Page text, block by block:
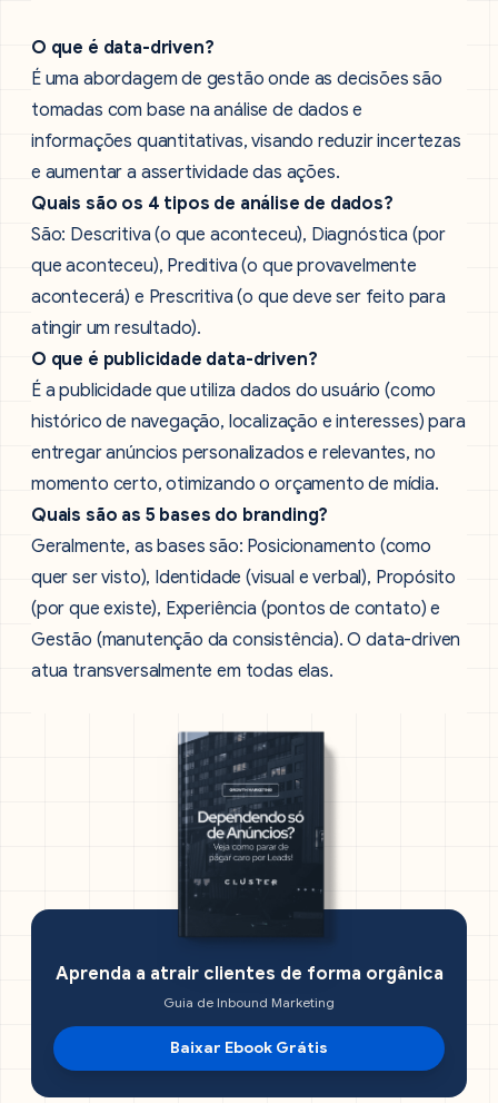
O que é data-driven?
É uma abordagem de gestão onde as decisões são
tomadas com base na análise de dados e
informações quantitativas, visando reduzir incertezas
e aumentar a assertividade das ações.
Quais são os 4 tipos de análise de dados?
São: Descritiva (o que aconteceu), Diagnóstica (por
que aconteceu), Preditiva (o que provavelmente
acontecerá) e Prescritiva (o que deve ser feito para
atingir um resultado).
O que é publicidade data-driven?
É a publicidade que utiliza dados do usuário (como
histórico de navegação, localização e interesses) para
entregar anúncios personalizados e relevantes, no
momento certo, otimizando o orçamento de mídia.
Quais são as 5 bases do branding?
Geralmente, as bases são: Posicionamento (como
quer ser visto), Identidade (visual e verbal), Propósito
(por que existe), Experiência (pontos de contato) e
Gestão (manutenção da consistência). O data-driven
atua transversalmente em todas elas.
Aprenda a atrair clientes de forma orgânica
Guia de Inbound Marketing
Baixar Ebook Grátis